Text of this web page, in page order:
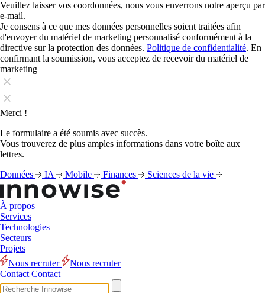
Veuillez laisser vos coordonnées, nous vous enverrons notre aperçu par
e-mail.
Je consens à ce que mes données personnelles soient traitées afin
d'envoyer du matériel de marketing personnalisé conformément à la
directive sur la protection des données. Politique de confidentialité. En
confirmant la soumission, vous acceptez de recevoir du matériel de
marketing
Merci !
Le formulaire a été soumis avec succès.
Vous trouverez de plus amples informations dans votre boîte aux
lettres.
Données
IA Mobile Finances Sciences de la vie
À propos
Services
Technologies
Secteurs
Projets
Nous recruter
Nous recruter
Contact Contact